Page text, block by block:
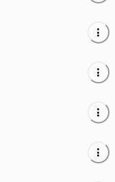
more_vert
more_vert
more_vert
more_vert